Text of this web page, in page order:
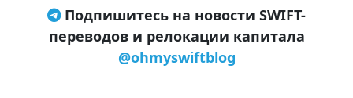
Подпишитесь на новости SWIFT-
переводов и релокации капитала
@ohmyswiftblog